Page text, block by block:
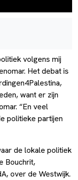
volgens mij
Het debat is
want er zijn
“En veel
politieke partijen
de lokale politiek
Bouchrit,
over de Westwijk.